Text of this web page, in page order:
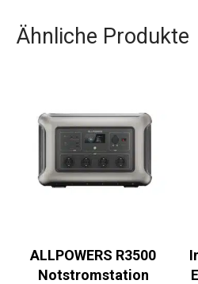
Ähnliche Produkte
ALLPOWERS R3500
Notstromstation